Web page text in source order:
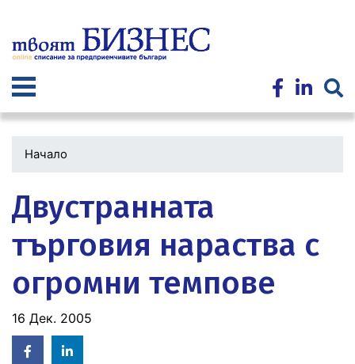
към
основното
Начало
Двустранната
търговия нараства с
огромни темпове
16 Дек. 2005
Facebook